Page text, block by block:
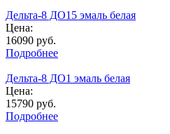
Дельта-8 ДО15 эмаль белая
Цена:
16090 руб.
Подробнее
Дельта-8 ДО1 эмаль белая
Цена:
15790 руб.
Подробнее